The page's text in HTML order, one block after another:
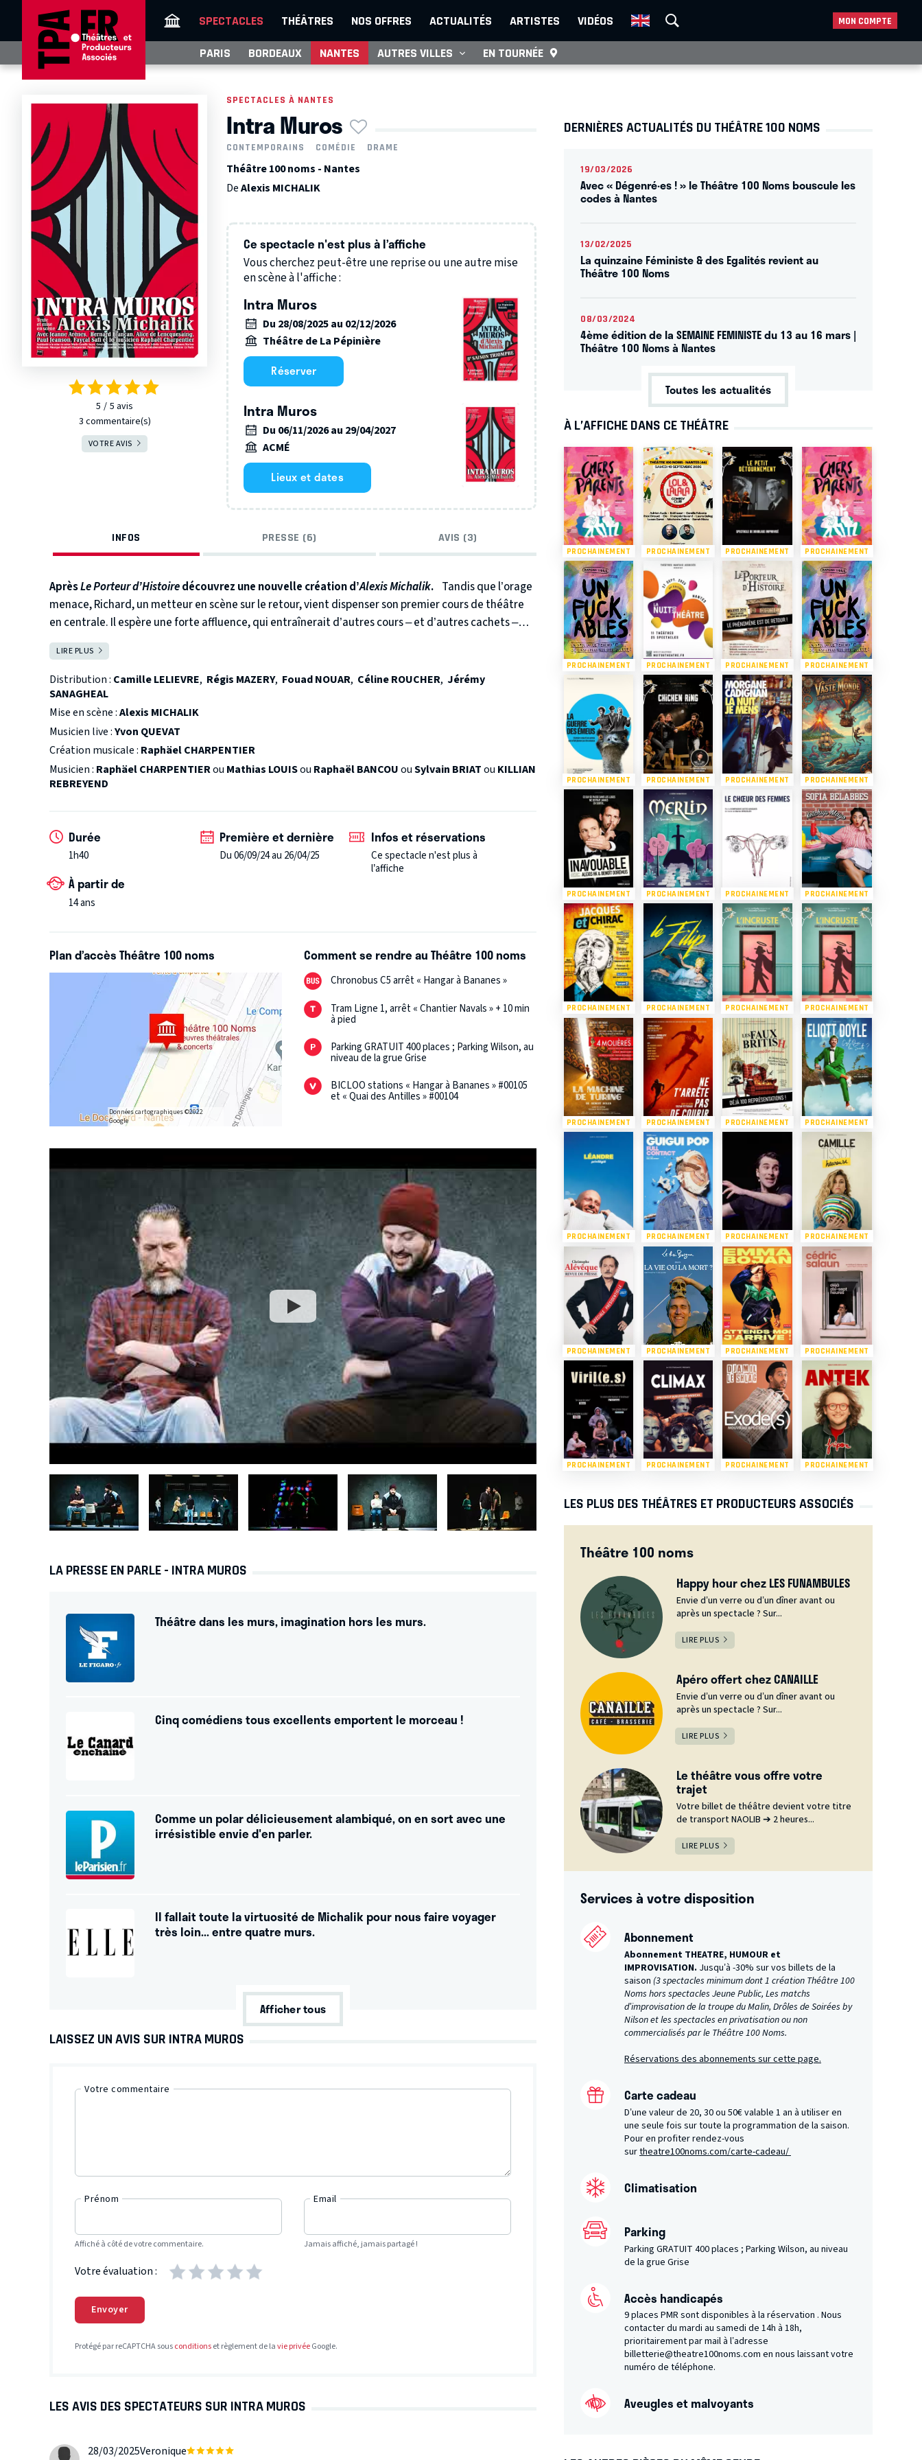
SPECTACLES THÉÂTRES NOS OFFRES ACTUALITÉS ARTISTES VIDÉOS MON COMPTE
PARIS BORDEAUX NANTES AUTRES VILLES EN TOURNÉE
5 5 avis
3 commentaire(s)
VOTRE AVIS
SPECTACLES À NANTES
Intra Muros
CONTEMPORAINS COMÉDIE DRAME
Théâtre 100 noms - Nantes
DeAlexis MICHALIK
Ce spectacle n'est plus à l’affiche
Vous cherchez peut-être une reprise ou une autre mise
en scène à l'affiche :
Intra Muros
Du 28/08/2025 au 02/12/2026
Théâtre de La Pépinière
Réserver
Intra Muros
Du 06/11/2026 au 29/04/2027
ACMÉ
Lieux et dates
INFOS PRESSE (6) AVIS (3)
AprèsLe Porteur d’Histoiredécouvrez une nouvelle création d’Alexis Michalik. Tandis que l’orage
menace, Richard, un metteur en scène sur le retour, vient dispenser son premier cours de théâtre
en centrale. Il espère une forte affluence, qui entraînerait d’autres cours – et d’autres cachets –
mais seuls deux détenus se présentent : Kevin, un jeune chien fou, et Ange, la cinquantaine
mutique, qui n’est là que pour accompagner son ami. Richard, secondé par une de ses anciennes
actrices – accessoirement son ex-femme – et par une assistante sociale inexpérimentée, choisit de
donner quand même son cours…
LIRE PLUS
Distribution : Camille LELIEVRE, Régis MAZERY, Fouad NOUAR, Céline ROUCHER, Jérémy
SANAGHEAL
Mise en scène :Alexis MICHALIK
Musicien live :Yvon QUEVAT
Création musicale : Raphäel CHARPENTIER
Musicien : Raphäel CHARPENTIERou Mathias LOUISou Raphaël BANCOUouSylvain BRIATou KILLIAN
REBREYEND
Durée
1h40
Première et dernière
Du 06/09/24 au 26/04/25
Infos et réservations
Ce spectacle n'est plus à
l’affiche
À partir de
14 ans
Plan d’accès Théâtre 100 noms
Données cartographiques ©2022
Google
Comment se rendre au Théâtre 100 noms
Chronobus C5 arrêt « Hangar à Bananes »
Tram Ligne 1, arrêt « Chantier Navals » + 10 min
à pied
Parking GRATUIT 400 places ; Parking Wilson, au
niveau de la grue Grise
BICLOO stations « Hangar à Bananes » #00105
et « Quai des Antilles » #00104
LA PRESSE EN PARLE - INTRA MUROS
Théâtre dans les murs, imagination hors les murs.
Cinq comédiens tous excellents emportent le morceau !
Comme un polar délicieusement alambiqué, on en sort avec une
irrésistible envie d'en parler.
Il fallait toute la virtuosité de Michalik pour nous faire voyager
très loin... entre quatre murs.
Afficher tous
LAISSEZ UN AVIS SUR INTRA MUROS
Votre commentaire
Prénom
Affiché à côté de votre commentaire.
Email
Jamais affiché, jamais partagé !
Votre évaluation :
Envoyer
Protégé par reCAPTCHA sousconditionset règlement de lavie privéeGoogle.
LES AVIS DES SPECTATEURS SUR INTRA MUROS
28/03/2025Veronique
DERNIÈRES ACTUALITÉS DU THÉÂTRE 100 NOMS
19/03/2026
Avec « Dégenré·es ! » le Théâtre 100 Noms bouscule les
codes à Nantes
13/02/2025
La quinzaine Féministe & des Egalités revient au
Théâtre 100 Noms
08/03/2024
4ème édition de la SEMAINE FEMINISTE du 13 au 16 mars |
Théâtre 100 Noms à Nantes
Toutes les actualités
À L’AFFICHE DANS CE THÉÂTRE
PROCHAINEMENT PROCHAINEMENT PROCHAINEMENT PROCHAINEMENT
PROCHAINEMENT PROCHAINEMENT PROCHAINEMENT PROCHAINEMENT
PROCHAINEMENT PROCHAINEMENT PROCHAINEMENT PROCHAINEMENT
PROCHAINEMENT PROCHAINEMENT PROCHAINEMENT PROCHAINEMENT
PROCHAINEMENT PROCHAINEMENT PROCHAINEMENT PROCHAINEMENT
PROCHAINEMENT PROCHAINEMENT PROCHAINEMENT PROCHAINEMENT
PROCHAINEMENT PROCHAINEMENT PROCHAINEMENT PROCHAINEMENT
PROCHAINEMENT PROCHAINEMENT PROCHAINEMENT PROCHAINEMENT
PROCHAINEMENT PROCHAINEMENT PROCHAINEMENT PROCHAINEMENT
LES PLUS DES THÉÂTRES ET PRODUCTEURS ASSOCIÉS
Théâtre 100 noms
Happy hour chez LES FUNAMBULES
Envie d’un verre ou d’un dîner avant ou
après un spectacle ? Sur...
LIRE PLUS
Apéro offert chez CANAILLE
Envie d’un verre ou d’un dîner avant ou
après un spectacle ? Sur...
LIRE PLUS
Le théâtre vous offre votre
trajet
Votre billet de théâtre devient votre titre
de transport NAOLIB ➔ 2 heures...
LIRE PLUS
Services à votre disposition
Abonnement
Abonnement THEATRE, HUMOUR et
IMPROVISATION. Jusqu’à -30% sur vos billets de la
saison (3 spectacles minimum dont 1 création Théâtre 100
Noms hors spectacles Jeune Public, Les matchs
d’improvisation de la troupe du Malin, Drôles de Soirées by
Nilson et les spectacles en privatisation ou non
commercialisés par le Théâtre 100 Noms.
Réservations des abonnements sur cette page.
Carte cadeau
D’une valeur de 20, 30 ou 50€ valable 1 an à utiliser en
une seule fois sur toute la programmation de la saison.
Pour en profiter rendez-vous
surtheatre100noms.com/carte-cadeau/
Climatisation
Parking
Parking GRATUIT 400 places ; Parking Wilson, au niveau
de la grue Grise
Accès handicapés
9 places PMR sont disponibles à la réservation . Nous
contacter du mardi au samedi de 14h à 18h,
prioritairement par mail à l’adresse
billetterie@theatre100noms.com en nous laissant votre
numéro de téléphone.
Aveugles et malvoyants